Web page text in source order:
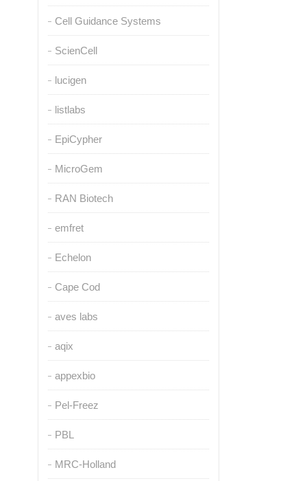
Cell Guidance Systems
ScienCell
lucigen
listlabs
EpiCypher
MicroGem
RAN Biotech
emfret
Echelon
Cape Cod
aves labs
aqix
appexbio
Pel-Freez
PBL
MRC-Holland